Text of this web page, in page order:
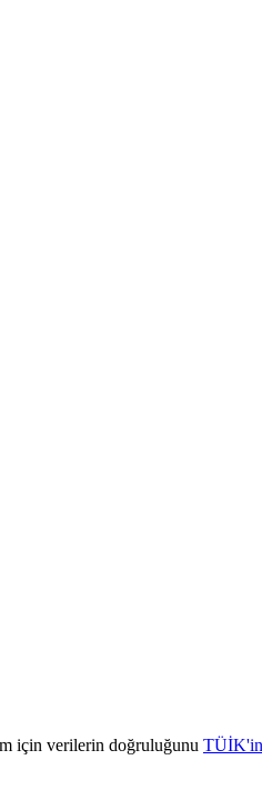
için verilerin doğruluğunu TÜİK'in